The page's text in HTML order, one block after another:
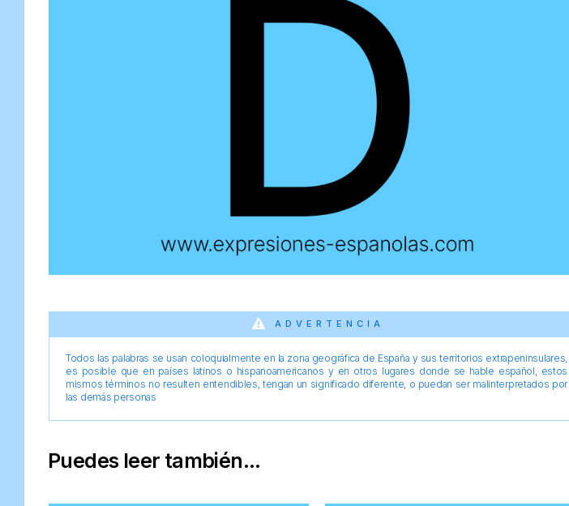
ADVERTENCIA
Todos las palabras se usan coloquialmente en la zona geográfica de España y sus territorios extrapeninsulares,
es posible que en países latinos o hispanoamericanos y en otros lugares donde se hable español, estos
mismos términos no resulten entendibles, tengan un significado diferente, o puedan ser malinterpretados por
las demás personas
Puedes leer también...